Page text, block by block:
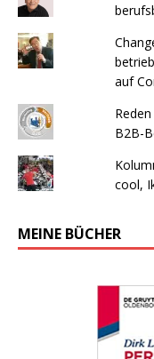
auf
B2B-
cool,
MEINE BÜCHER